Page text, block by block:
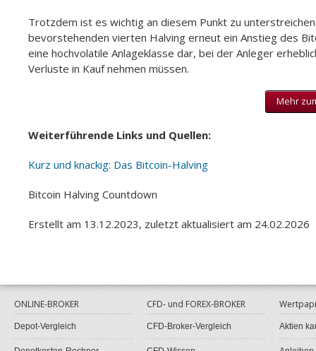
Trotzdem ist es wichtig an diesem Punkt zu
bevorstehenden vierten Halving erneut ein Anstieg des
eine hochvolatile Anlageklasse dar, bei der Anleger
Verluste in Kauf nehmen müssen.
Mehr
Weiterführende Links und Quellen:
Kurz und knackig: Das Bitcoin-Halving
Bitcoin Halving Countdown
Erstellt am 13.12.2023, zuletzt aktualisiert am 24.02.2026
ONLINE-BROKER
Depot-Vergleich
CFD- und FOREX-BROKER
CFD-Broker-Vergleich Aktien